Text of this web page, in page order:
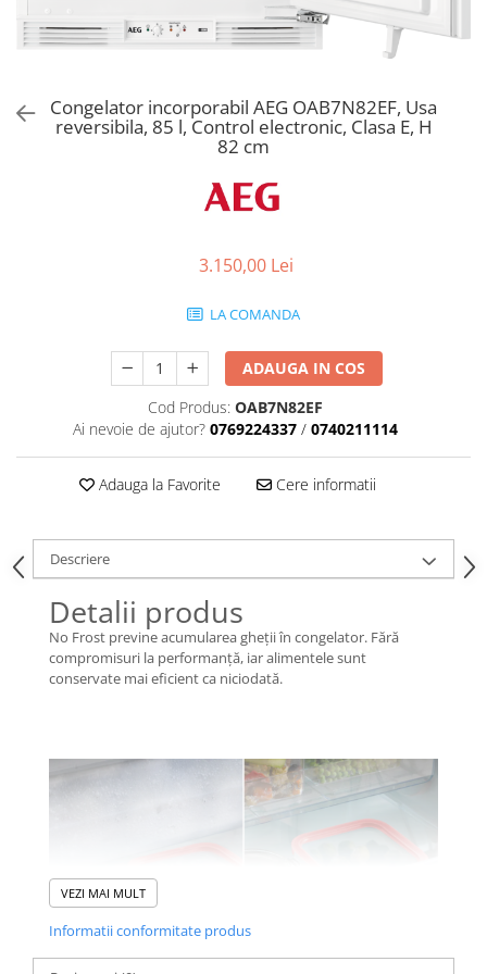
Aspiratoare verticale
Apiratoare cu sac
Ingrijirea rufelor si a vaselor
Masini de spalat vase
Masini de spalat rufe cu uscator
Congelator incorporabil AEG OAB7N82EF, Usa
reversibila, 85 l, Control electronic, Clasa E, H
82 cm
3.150,00 Lei
LA COMANDA
ADAUGA IN COS
Cod Produs: OAB7N82EF
Ai nevoie de ajutor? 0769224337 / 0740211114
Adauga la Favorite Cere informatii
Descriere
Detalii produs
No Frost previne acumularea gheţii în congelator. Fără
compromisuri la performanţă, iar alimentele sunt
conservate mai eficient ca niciodată.
VEZI MAI MULT
Informatii conformitate produs